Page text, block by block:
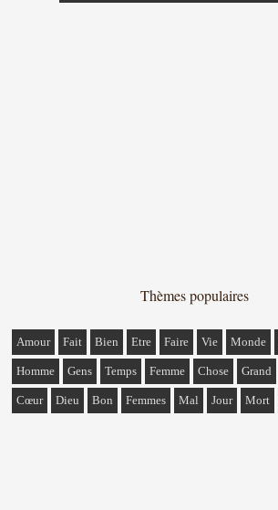
Thèmes populaires
Amour Fait Bien Etre Faire Vie Monde
Homme Gens Temps Femme Chose Grand
Cœur Dieu Bon Femmes Mal Jour Mort